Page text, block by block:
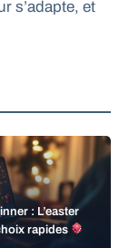
s’adapte, et
: L’easter
rapides